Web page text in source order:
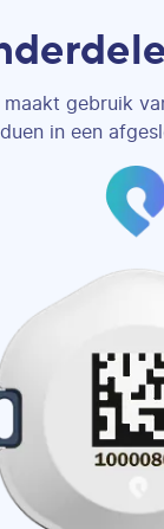
maakt gebruik
in een